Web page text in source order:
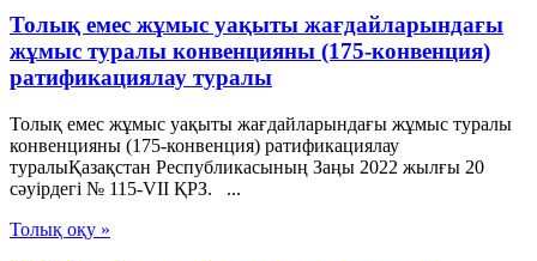
Толық емес жұмыс уақыты жағдайларындағы
жұмыс туралы конвенцияны (175-конвенция)
ратификациялау туралы
Толық емес жұмыс уақыты жағдайларындағы жұмыс туралы
конвенцияны (175-конвенция) ратификациялау
туралыҚазақстан Республикасының Заңы 2022 жылғы 20
сәуірдегі № 115-VII ҚРЗ. ...
Толық оқу »